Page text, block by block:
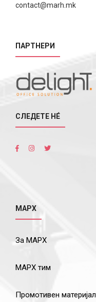
contact@marh.mk
ПАРТНЕРИ
СЛЕДЕТЕ НÉ
МАРХ
За МАРХ
МАРХ тим
Промотивен материјал